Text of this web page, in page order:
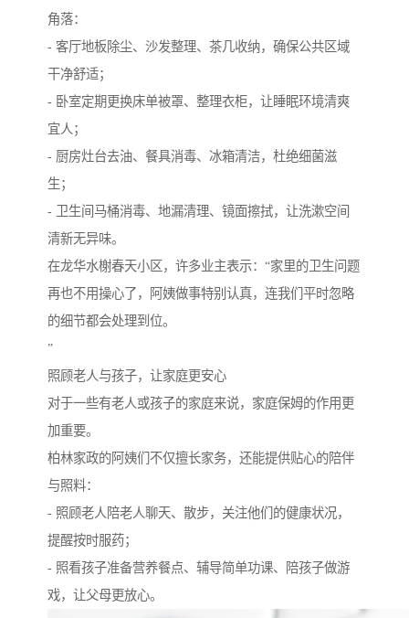
角落：
- 客厅地板除尘、沙发整理、茶几收纳，确保公共区域
干净舒适；
- 卧室定期更换床单被罩、整理衣柜，让睡眠环境清爽
宜人；
- 厨房灶台去油、餐具消毒、冰箱清洁，杜绝细菌滋
生；
- 卫生间马桶消毒、地漏清理、镜面擦拭，让洗漱空间
清新无异味。
在龙华水榭春天小区，许多业主表示：“家里的卫生问题
再也不用操心了，阿姨做事特别认真，连我们平时忽略
的细节都会处理到位。
”
照顾老人与孩子，让家庭更安心
对于一些有老人或孩子的家庭来说，家庭保姆的作用更
加重要。
柏林家政的阿姨们不仅擅长家务，还能提供贴心的陪伴
与照料：
- 照顾老人陪老人聊天、散步，关注他们的健康状况，
提醒按时服药；
- 照看孩子准备营养餐点、辅导简单功课、陪孩子做游
戏，让父母更放心。